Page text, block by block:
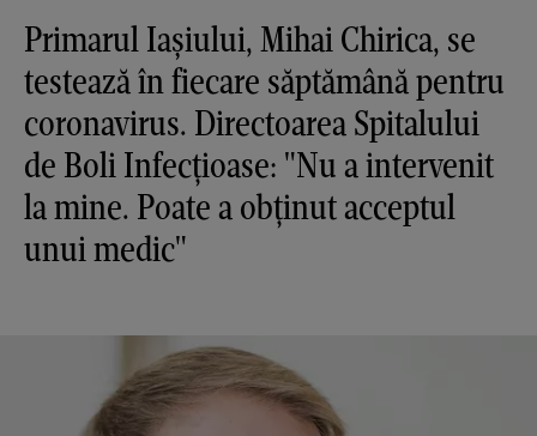
Primarul Iașiului, Mihai Chirica, se
testează în fiecare săptămână pentru
coronavirus. Directoarea Spitalului
de Boli Infecțioase: "Nu a intervenit
la mine. Poate a obținut acceptul
unui medic"